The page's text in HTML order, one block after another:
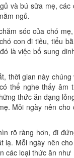
và bú sữa mẹ,
ngủ.
sóc của chó
con đi tiêu, tiểu
là việc bổ sung
thời gian này
thể nghe thấy âm
thức ăn dạng
Mỗi ngày nên
rõ ràng hơn, đi
Mỗi ngày nên
các loại thức ăn